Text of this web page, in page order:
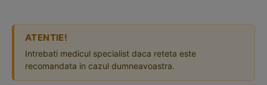
ATENTIE!
Intrebati medicul specialist daca reteta este
recomandata in cazul dumneavoastra.